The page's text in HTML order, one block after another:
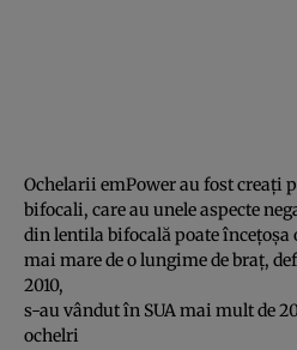
Ochelarii emPower au fost creaţi
bifocali, care au unele aspecte
din lentila bifocală poate înceţoşa
mai mare de o lungime de braţ,
2010,
s-au vândut în SUA mai mult de
ochelri